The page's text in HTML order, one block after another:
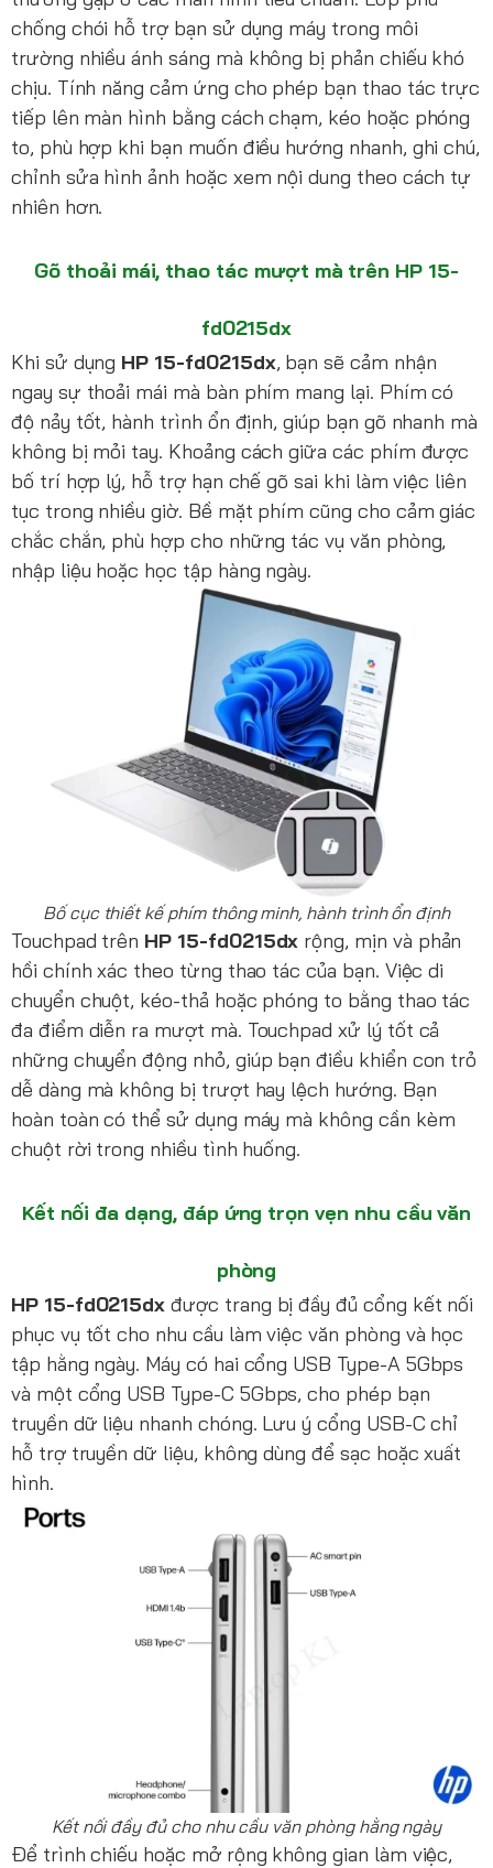
chống chói hỗ trợ bạn sử dụng máy trong môi
trường nhiều ánh sáng mà không bị phản chiếu khó
chịu. Tính năng cảm ứng cho phép bạn thao tác trực
tiếp lên màn hình bằng cách chạm, kéo hoặc phóng
to, phù hợp khi bạn muốn điều hướng nhanh, ghi chú,
chỉnh sửa hình ảnh hoặc xem nội dung theo cách tự
nhiên hơn.
Gõ thoải mái, thao tác mượt mà trên HP 15-
fd0215dx
Khi sử dụng HP 15-fd0215dx, bạn sẽ cảm nhận
ngay sự thoải mái mà bàn phím mang lại. Phím có
độ nảy tốt, hành trình ổn định, giúp bạn gõ nhanh mà
không bị mỏi tay. Khoảng cách giữa các phím được
bố trí hợp lý, hỗ trợ hạn chế gõ sai khi làm việc liên
tục trong nhiều giờ. Bề mặt phím cũng cho cảm giác
chắc chắn, phù hợp cho những tác vụ văn phòng,
nhập liệu hoặc học tập hàng ngày.
Bố cục thiết kế phím thông minh, hành trình ổn định
Touchpad trên HP 15-fd0215dx rộng, mịn và phản
hồi chính xác theo từng thao tác của bạn. Việc di
chuyển chuột, kéo-thả hoặc phóng to bằng thao tác
đa điểm diễn ra mượt mà. Touchpad xử lý tốt cả
những chuyển động nhỏ, giúp bạn điều khiển con trỏ
dễ dàng mà không bị trượt hay lệch hướng. Bạn
hoàn toàn có thể sử dụng máy mà không cần kèm
chuột rời trong nhiều tình huống.
Kết nối đa dạng, đáp ứng trọn vẹn nhu cầu văn
phòng
HP 15-fd0215dxđược trang bị đầy đủ cổng kết nối
phục vụ tốt cho nhu cầu làm việc văn phòng và học
tập hằng ngày. Máy có hai cổng USB Type-A 5Gbps
và một cổng USB Type-C 5Gbps, cho phép bạn
truyền dữ liệu nhanh chóng. Lưu ý cổng USB-C chỉ
hỗ trợ truyền dữ liệu, không dùng để sạc hoặc xuất
hình.
Kết nối đầy đủ cho nhu cầu văn phòng hằng ngày
Để trình chiếu hoặc mở rộng không gian làm việc,